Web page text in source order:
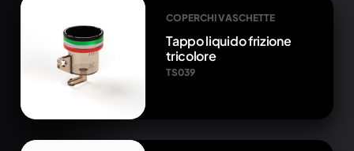
COPERCHI VASCHETTE
Tappo liquido frizione
tricolore
TS039